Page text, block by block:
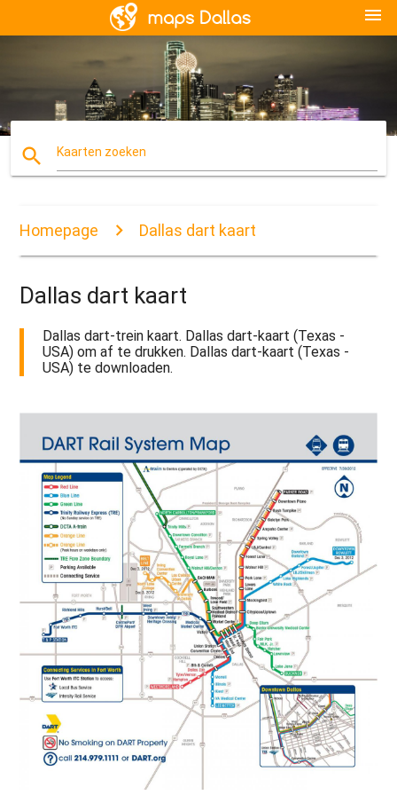
menu
search Kaarten zoeken
Homepage Dallas dart kaart
Dallas dart kaart
Dallas dart-trein kaart. Dallas dart-kaart (Texas -
USA) om af te drukken. Dallas dart-kaart (Texas -
USA) te downloaden.